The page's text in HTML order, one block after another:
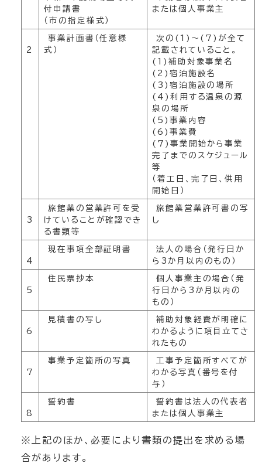
付申請書
（市の指定様式）
または個人事業主
2
事業計画書（任意様
式）
次の(1)～(7)が全て
記載されていること。
(1)補助対象事業名
(2)宿泊施設名
(3)宿泊施設の場所
(4)利用する温泉の源
泉の場所
(5)事業内容
(6)事業費
(7)事業開始から事業
完了までのスケジュール
等
（着工日、完了日、供用
開始日）
3
旅館業の営業許可を受
けていることが確認でき
る書類等
旅館業営業許可書の写
し
4
現在事項全部証明書
法人の場合（発行日か
ら3か月以内のもの）
5
住民票抄本
個人事業主の場合（発
行日から3か月以内の
もの）
6
見積書の写し
補助対象経費が明確に
わかるように項目立てさ
れたもの
7
事業予定箇所の写真
工事予定箇所すべてが
わかる写真（番号を付
与）
8
誓約書
誓約書は法人の代表者
または個人事業主
※上記のほか、必要により書類の提出を求める場
合があります。